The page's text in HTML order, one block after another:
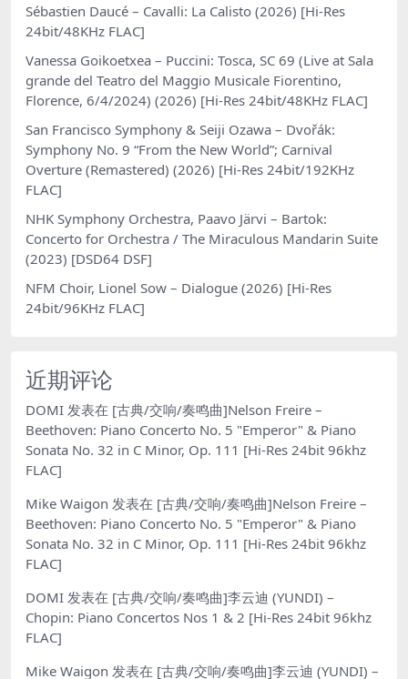
Sébastien Daucé – Cavalli: La Calisto (2026) [Hi-Res
24bit/48KHz FLAC]
Vanessa Goikoetxea – Puccini: Tosca, SC 69 (Live at Sala
grande del Teatro del Maggio Musicale Fiorentino,
Florence, 6/4/2024) (2026) [Hi-Res 24bit/48KHz FLAC]
San Francisco Symphony & Seiji Ozawa – Dvořák:
Symphony No. 9 “From the New World”; Carnival
Overture (Remastered) (2026) [Hi-Res 24bit/192KHz
FLAC]
NHK Symphony Orchestra, Paavo Järvi – Bartok:
Concerto for Orchestra / The Miraculous Mandarin Suite
(2023) [DSD64 DSF]
NFM Choir, Lionel Sow – Dialogue (2026) [Hi-Res
24bit/96KHz FLAC]
近期评论
DOMI 发表在 [古典/交响/奏鸣曲]Nelson Freire –
Beethoven: Piano Concerto No. 5 "Emperor" & Piano
Sonata No. 32 in C Minor, Op. 111 [Hi-Res 24bit 96khz
FLAC]
Mike Waigon 发表在 [古典/交响/奏鸣曲]Nelson Freire –
Beethoven: Piano Concerto No. 5 "Emperor" & Piano
Sonata No. 32 in C Minor, Op. 111 [Hi-Res 24bit 96khz
FLAC]
DOMI 发表在 [古典/交响/奏鸣曲]李云迪 (YUNDI) –
Chopin: Piano Concertos Nos 1 & 2 [Hi-Res 24bit 96khz
FLAC]
Mike Waigon 发表在 [古典/交响/奏鸣曲]李云迪 (YUNDI) –